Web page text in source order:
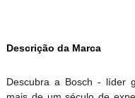
Descrição da Marca
Descubra a Bosch - líder